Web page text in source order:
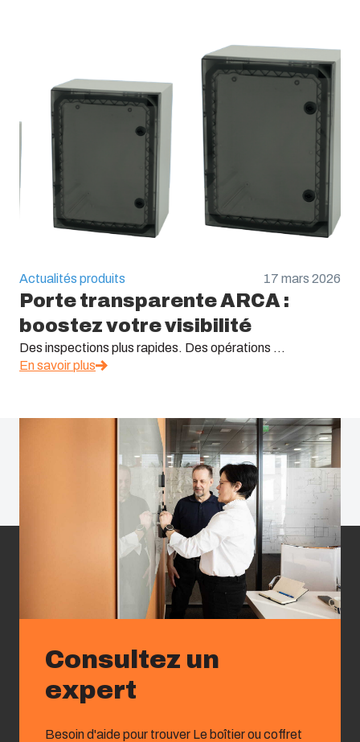
UL 746C
Auto-extinguibilité :UL 94 V0
Test du fil incandescent (IEC 60695): 960C
Actualités produits 17 mars 2026
Porte transparente ARCA :
boostez votre visibilité
Des inspections plus rapides. Des opérations ...
En savoir plus
Consultez un
expert
Besoin d'aide pour trouver Le boîtier ou coffret